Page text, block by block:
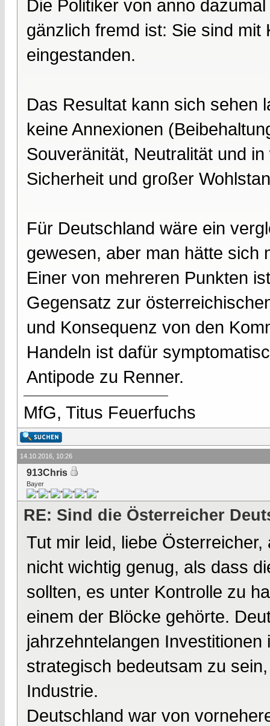
Die Politiker von anno
gänzlich fremd ist: Sie sind
eingestanden.
Das Resultat kann sich sehen
keine Annexionen
Souveränität, Neutralität und
Sicherheit und großer
Für Deutschland wäre ein
gewesen, aber man hätte sich
Einer von mehreren Punkten
Gegensatz zur
und Konsequenz von den
Handeln ist dafür
Antipode zu Renner.
MfG, Titus Feuerfuchs
14.10.2016, 10:26
913Chris
Bayer
RE: Sind die Österreicher
Tut mir leid, liebe
nicht wichtig genug, als dass
sollten, es unter Kontrolle zu
einem der Blöcke gehörte.
jahrzehntelangen
strategisch bedeutsam zu
Industrie.
Deutschland war von